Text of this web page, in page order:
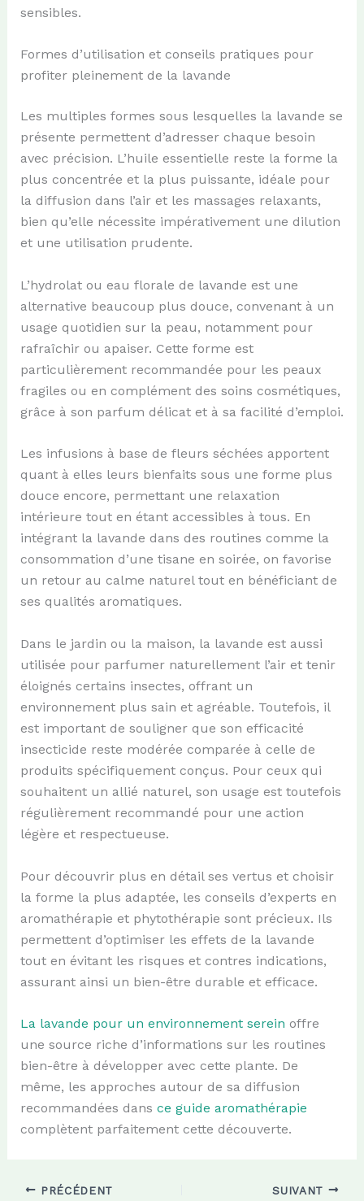
sensibles.
Formes d’utilisation et conseils pratiques pour
profiter pleinement de la lavande
Les multiples formes sous lesquelles la lavande se
présente permettent d’adresser chaque besoin
avec précision. L’huile essentielle reste la forme la
plus concentrée et la plus puissante, idéale pour
la diffusion dans l’air et les massages relaxants,
bien qu’elle nécessite impérativement une dilution
et une utilisation prudente.
L’hydrolat ou eau florale de lavande est une
alternative beaucoup plus douce, convenant à un
usage quotidien sur la peau, notamment pour
rafraîchir ou apaiser. Cette forme est
particulièrement recommandée pour les peaux
fragiles ou en complément des soins cosmétiques,
grâce à son parfum délicat et à sa facilité d’emploi.
Les infusions à base de fleurs séchées apportent
quant à elles leurs bienfaits sous une forme plus
douce encore, permettant une relaxation
intérieure tout en étant accessibles à tous. En
intégrant la lavande dans des routines comme la
consommation d’une tisane en soirée, on favorise
un retour au calme naturel tout en bénéficiant de
ses qualités aromatiques.
Dans le jardin ou la maison, la lavande est aussi
utilisée pour parfumer naturellement l’air et tenir
éloignés certains insectes, offrant un
environnement plus sain et agréable. Toutefois, il
est important de souligner que son efficacité
insecticide reste modérée comparée à celle de
produits spécifiquement conçus. Pour ceux qui
souhaitent un allié naturel, son usage est toutefois
régulièrement recommandé pour une action
légère et respectueuse.
Pour découvrir plus en détail ses vertus et choisir
la forme la plus adaptée, les conseils d’experts en
aromathérapie et phytothérapie sont précieux. Ils
permettent d’optimiser les effets de la lavande
tout en évitant les risques et contres indications,
assurant ainsi un bien-être durable et efficace.
La lavande pour un environnement serein offre
une source riche d’informations sur les routines
bien-être à développer avec cette plante. De
même, les approches autour de sa diffusion
recommandées dans ce guide aromathérapie
complètent parfaitement cette découverte.
PRÉCÉDENT SUIVANT